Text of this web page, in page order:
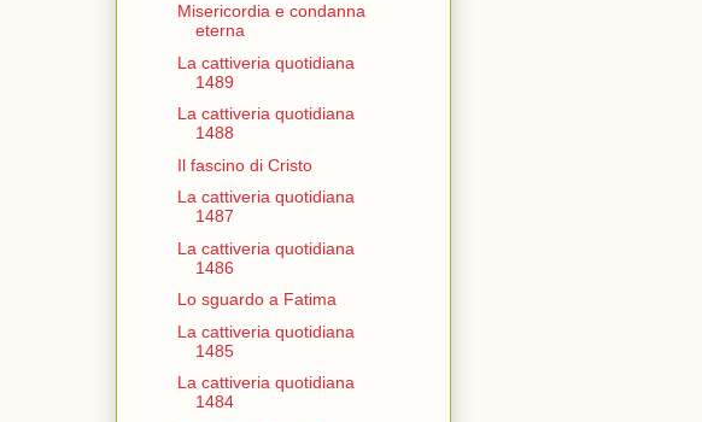
Misericordia e condanna
eterna
La cattiveria quotidiana
1489
La cattiveria quotidiana
1488
Il fascino di Cristo
La cattiveria quotidiana
1487
La cattiveria quotidiana
1486
Lo sguardo a Fatima
La cattiveria quotidiana
1485
La cattiveria quotidiana
1484